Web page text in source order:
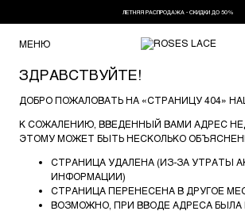
ЛЕТНЯЯ РАСПРОДАЖА - СКИДКИ ДО 50%
МЕНЮ
ЗДРАВСТВУЙТЕ!
ДОБРО ПОЖАЛОВАТЬ НА «СТРАНИЦУ 404»
К СОЖАЛЕНИЮ, ВВЕДЕННЫЙ ВАМИ АДРЕС
ЭТОМУ МОЖЕТ БЫТЬ НЕСКОЛЬКО
СТРАНИЦА УДАЛЕНА (ИЗ-ЗА УТРАТЫ
ИНФОРМАЦИИ)
СТРАНИЦА ПЕРЕНЕСЕНА В ДРУГОЕ
ВОЗМОЖНО, ПРИ ВВОДЕ АДРЕСА